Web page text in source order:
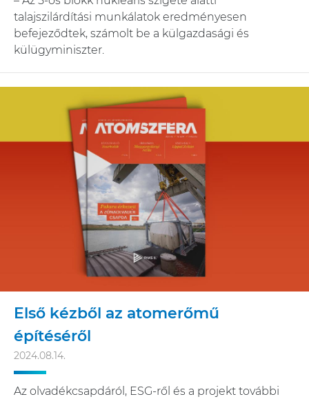
talajszilárdítási munkálatok eredményesen
befejeződtek, számolt be a külgazdasági és
külügyminiszter.
Első kézből az atomerőmű
építéséről
2024.08.14.
Az olvadékcsapdáról, ESG-ről és a projekt további